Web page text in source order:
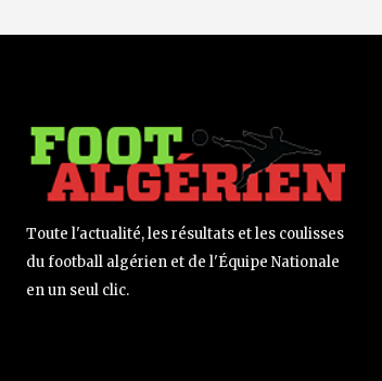
Toute l'actualité, les résultats et les coulisses
du football algérien et de l'Équipe Nationale
en un seul clic.